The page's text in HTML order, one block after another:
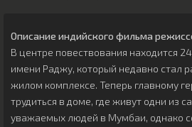
Описание индийского фильма
В центре повествования находится
имени Раджу, который недавно стал
жилом комплексе. Теперь главному
трудиться в доме, где живут одни из
уважаемых людей в Мумбаи, однако